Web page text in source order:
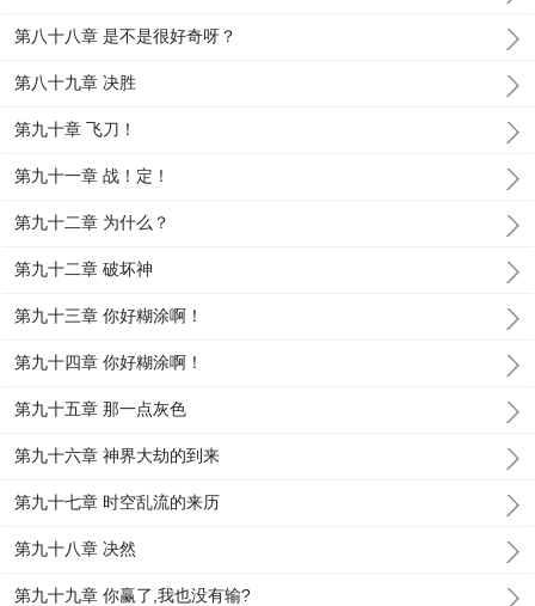
第八十八章 是不是很好奇呀？
第八十九章 决胜
第九十章 飞刀！
第九十一章 战！定！
第九十二章 为什么？
第九十二章 破坏神
第九十三章 你好糊涂啊！
第九十四章 你好糊涂啊！
第九十五章 那一点灰色
第九十六章 神界大劫的到来
第九十七章 时空乱流的来历
第九十八章 决然
第九十九章 你赢了,我也没有输?